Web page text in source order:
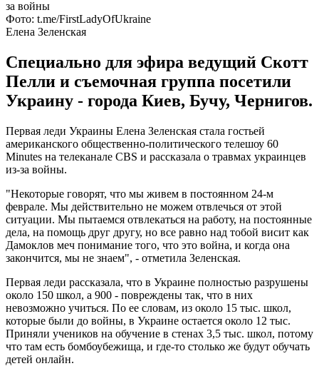
Фото: t.me/FirstLadyOfUkraine
Елена Зеленская
Специально для эфира ведущий Скотт
Пелли и съемочная группа посетили
Украину - города Киев, Бучу, Чернигов.
Первая леди Украины Елена Зеленская стала гостьей
американского общественно-политического телешоу 60
Minutes на телеканале CBS и рассказала о травмах украинцев
из-за войны.
"Некоторые говорят, что мы живем в постоянном 24-м
феврале. Мы действительно не можем отвлечься от этой
ситуации. Мы пытаемся отвлекаться на работу, на постоянные
дела, на помощь друг другу, но все равно над тобой висит как
Дамоклов меч понимание того, что это война, и когда она
закончится, мы не знаем", - отметила Зеленская.
Первая леди рассказала, что в Украине полностью разрушены
около 150 школ, а 900 - повреждены так, что в них
невозможно учиться. По ее словам, из около 15 тыс. школ,
которые были до войны, в Украине остается около 12 тыс.
Приняли учеников на обучение в стенах 3,5 тыс. школ, потому
что там есть бомбоубежища, и где-то столько же будут обучать
детей онлайн.